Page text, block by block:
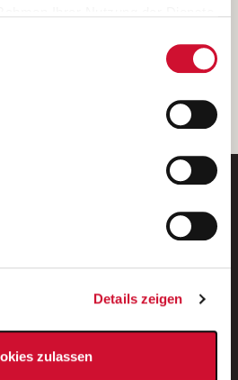
zulassen“ klicken, so stimmen
Cookies zu. Sie können
jederzeit widerrufen,
aufrufen und diese
Details zeigen
zulassen
entnehmen.
Adresse eintragen